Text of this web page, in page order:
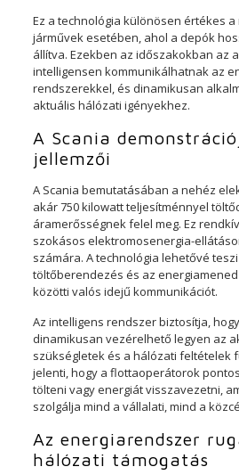
Ez a technológia különösen értékes
járművek esetében, ahol a depók
állítva. Ezekben az időszakokban az
intelligensen kommunikálhatnak az
rendszerekkel, és dinamikusan
aktuális hálózati igényekhez.
A Scania
jellemzői
A Scania bemutatásában a nehéz
akár 750 kilowatt teljesítménnyel
áramerősségnek felel meg. Ez
szokásos elektromosenergia-
számára. A technológia lehetővé
töltőberendezés és az
közötti valós idejű kommunikációt.
Az intelligens rendszer biztosítja,
dinamikusan vezérelhető legyen az
szükségletek és a hálózati feltételek
jelenti, hogy a flottaoperátorok
tölteni vagy energiát visszavezetni,
szolgálja mind a vállalati, mind a
Az energiarendszer
hálózati támogatás